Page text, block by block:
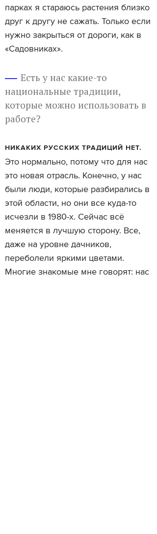
парках я стараюсь растения близко
друг к другу не сажать. Только если
нужно закрыться от дороги, как в
«Садовниках».
Есть у нас какие-то
национальные традиции,
которые можно использовать в
работе?
НИКАКИХ РУССКИХ ТРАДИЦИЙ НЕТ.
Это нормально, потому что для нас
это новая отрасль. Конечно, у нас
были люди, которые разбирались в
этой области, но они все куда-то
исчезли в 1980-х. Сейчас всё
меняется в лучшую сторону. Все,
даже на уровне дачников,
переболели яркими цветами.
Многие знакомые мне говорят: нас